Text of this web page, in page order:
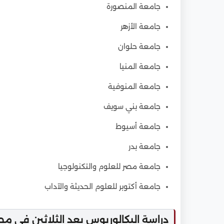
جامعة المنصورة
جامعة الأزهر
جامعة حلوان
جامعة المنيا
جامعة المنوفية
جامعة بني سويف
جامعة أسيوط
جامعة بدر
جامعة مصر للعلوم والتكنولوجيا
جامعة أكتوبر للعلوم الحديثة والآداب
دراسة البكالوريوس بعد الثلاثين في